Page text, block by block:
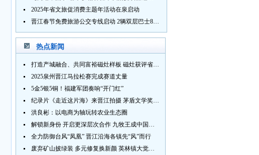
2025年省文旅促消费主题年活动在泉启动
晋江春节免费旅游公交专线启动 2辆双层巴士8辆铛铛车带你游
热点新闻
打造产城融合、共同富裕磁灶样板 磁灶获评省级乡村振兴示范乡镇
2025泉州晋江马拉松赛完成赛道丈量
5金5银5铜！福建军团奏响“开门红”
纪录片《走近这片海》来晋江拍摄 茅盾文学奖得主麦家探寻晋江“海海”人生
洪良彬：以电商为轴玩转农业生态圈
解锁新身份 开启更深层次合作 九牧王成中国奥委会官方赞助商
全力防御台风“凤凰” 晋江沿海各镇先“风”而行
废弃矿山披绿装 多元修复换新颜 英林镇大觉山片区废弃矿山生态修复项目通过验收